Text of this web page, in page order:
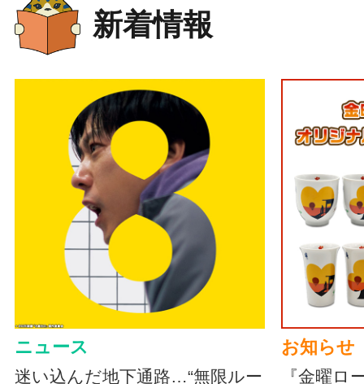
新着情報
ニュース
迷い込んだ地下通路…“無限ルー
お知らせ
『金曜ロ